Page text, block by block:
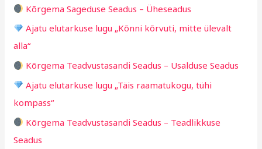
f
o
r
:
Kõrgema Sageduse Seadus – Üheseadus
Ajatu elutarkuse lugu „Kõnni kõrvuti, mitte ülevalt
alla“
Kõrgema Teadvustasandi Seadus – Usalduse Seadus
Ajatu elutarkuse lugu „Täis raamatukogu, tühi
kompass“
Kõrgema Teadvustasandi Seadus – Teadlikkuse
Seadus
i
d